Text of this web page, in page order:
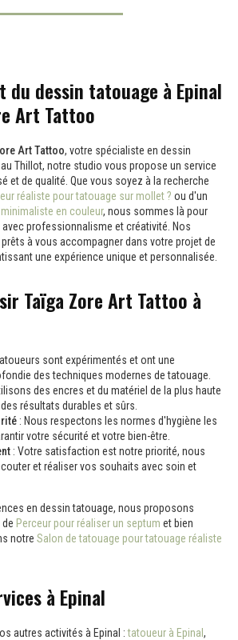
du dessin tatouage à Epinal
Art Tattoo
Art Tattoo, votre spécialiste en dessin
Thillot, notre studio vous propose un service
et de qualité. Que vous soyez à la recherche
réaliste pour tatouage sur mollet ? ou d'un
en couleur, nous sommes là pour
professionnalisme et créativité. Nos
à vous accompagner dans votre projet de
une expérience unique et personnalisée.
Taïga Zore Art Tattoo à
sont expérimentés et ont une
des techniques modernes de tatouage.
des encres et du matériel de la plus haute
résultats durables et sûrs.
: Nous respectons les normes d'hygiène les
votre sécurité et votre bien-être.
: Votre satisfaction est notre priorité, nous
et réaliser vos souhaits avec soin et
en dessin tatouage, nous proposons
Perceur pour réaliser un septum et bien
notre Salon de tatouage pour tatouage réaliste
à Epinal
autres activités à Epinal :tatoueur à Epinal ,